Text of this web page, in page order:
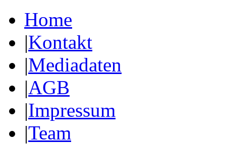
Home
|Kontakt
|Mediadaten
|AGB
|Impressum
|Team